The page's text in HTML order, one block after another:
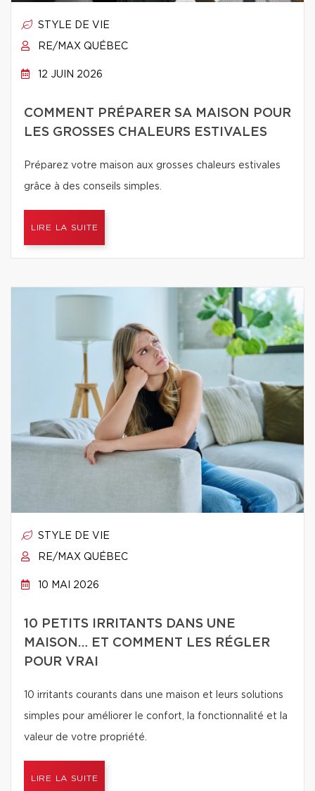
STYLE DE VIE
RE/MAX QUÉBEC
12 JUIN 2026
COMMENT PRÉPARER SA MAISON POUR
LES GROSSES CHALEURS ESTIVALES
Préparez votre maison aux grosses chaleurs estivales
grâce à des conseils simples.
LIRE LA SUITE
STYLE DE VIE
RE/MAX QUÉBEC
10 MAI 2026
10 PETITS IRRITANTS DANS UNE
MAISON… ET COMMENT LES RÉGLER
POUR VRAI
10 irritants courants dans une maison et leurs solutions
simples pour améliorer le confort, la fonctionnalité et la
valeur de votre propriété.
LIRE LA SUITE